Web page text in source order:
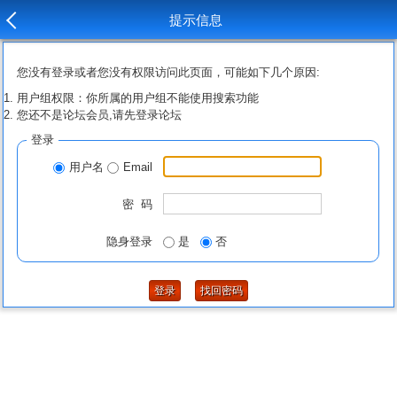
提示信息
您没有登录或者您没有权限访问此页面，可能如下几个原因:
用户组权限：你所属的用户组不能使用搜索功能
您还不是论坛会员,请先登录论坛
登录
用户名 Email
密 码
隐身登录 是 否